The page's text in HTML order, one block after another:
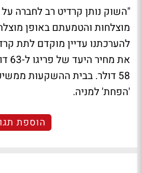
"השוק נותן קרדיט רב לחברה
מוצלחות והטמעתם באופן
להערכתנו עדיין מוקדם לתת
את
58 דולר. בבית ההשקעות
'הפחת' למניה.
הוספת